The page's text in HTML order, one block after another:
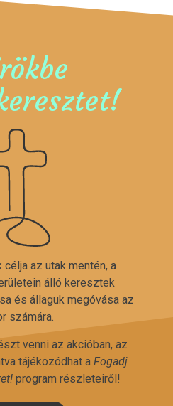
az utak mentén, a
álló keresztek
és állaguk megóvása az
számára.
venni az akcióban, az
tájékozódhat a Fogadj
program részleteiről!